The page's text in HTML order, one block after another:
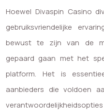
Hoewel Divaspin Casino
gebruiksvriendelijke
bewust te zijn van de
gepaard gaan met het
platform. Het is
aanbieders die voldoen